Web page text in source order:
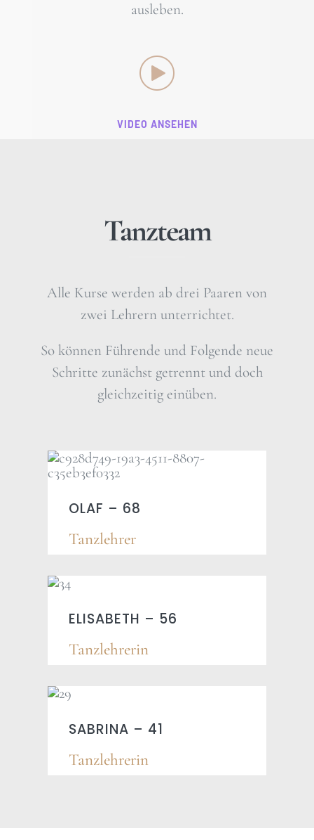
ausleben.
VIDEO ANSEHEN
Tanzteam
Alle Kurse werden ab drei Paaren von
zwei Lehrern unterrichtet.
So können Führende und Folgende neue
Schritte zunächst getrennt und doch
gleichzeitig einüben.
OLAF – 68
Tanzlehrer
ELISABETH – 56
Tanzlehrerin
SABRINA – 41
Tanzlehrerin